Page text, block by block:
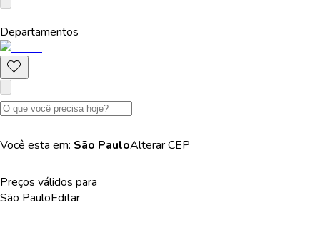
Departamentos
Você esta em: São PauloAlterarCEP
Preços válidos para
São PauloEditar